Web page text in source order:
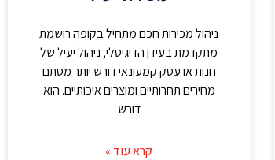
ניהול מכירות חכם מתחיל בקופה רושמת
מתקדמת בעידן הדיגיטלי, ניהול יעיל של
חנות או עסק קמעונאי דורש יותר מסתם
מחירים תחרותיים ומוצרים איכותיים. הוא
דורש
קרא עוד »